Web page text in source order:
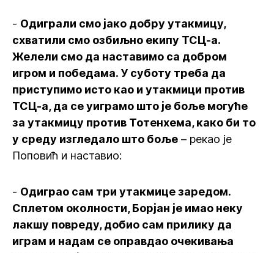
- Одиграли смо јако добру утакмицу,
схватили смо озбиљно екипу ТСЦ-а.
Желели смо да наставимо са добром
игром и победама. У суботу треба да
приступимо исто као и утакмици против
ТСЦ-а, да се уиграмо што је боље могуће
за утакмицу против Тотенхема, како би то
у среду изгледало што боље – рекао је
Поповић и наставио:
- Одиграо сам три утакмице заредом.
Сплетом околности, Борјан је имао неку
лакшу повреду, добио сам прилику да
играм и надам се оправдао очекивања